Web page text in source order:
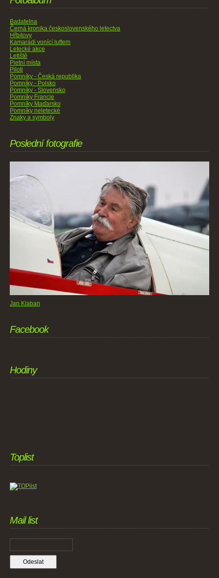
Badatelna
Černá kronika československého letectva
Hřbitovy
Kamarádi vonící luftem
Letecké akce
Letiště
Pietní místa
Piloti
Pomníky - Česká republika
Pomníky - Polsko
Pomníky - Slovensko
Pomníky Francie
Pomníky Maďarsko
Pomníky neletecké
Znaky a symboly
Poslední fotografie
Jan Klaban
Facebook
Hodiny
Toplist
Mail list